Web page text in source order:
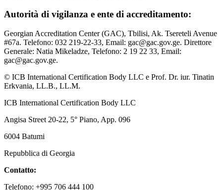
Autorità di vigilanza e ente di accreditamento:
Georgian Accreditation Center (GAC), Tbilisi, Ak. Tsereteli Avenue
#67a. Telefono: 032 219-22-33, Email: gac@gac.gov.ge. Direttore
Generale: Natia Mikeladze, Telefono: 2 19 22 33, Email:
gac@gac.gov.ge.
© ICB International Certification Body LLC e Prof. Dr. iur. Tinatin
Erkvania, LL.B., LL.M.
ICB International Certification Body LLC
Angisa Street 20-22, 5° Piano, App. 096
6004 Batumi
Repubblica di Georgia
Contatto:
Telefono: +995 706 444 100